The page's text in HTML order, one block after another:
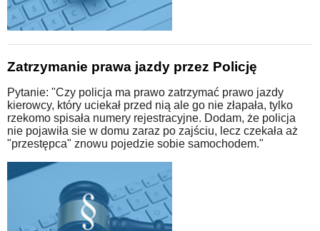
Zatrzymanie prawa jazdy przez Policję
Pytanie: "Czy policja ma prawo zatrzymać prawo jazdy
kierowcy, który uciekał przed nią ale go nie złapała, tylko
rzekomo spisała numery rejestracyjne. Dodam, że policja
nie pojawiła sie w domu zaraz po zajściu, lecz czekała aż
"przestępca" znowu pojedzie sobie samochodem."